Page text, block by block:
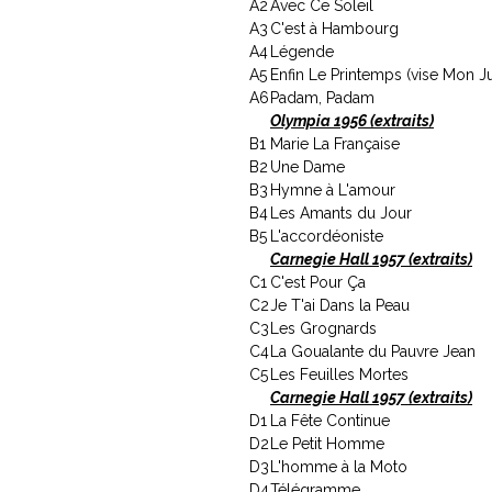
A2Avec Ce Soleil
A3 C'est à Hambourg
A4
Légende
A5 Enfin Le Printemps (vise Mon
A6 Padam, Padam
Olympia 1956 (extraits)
B1 Marie La Française
B2 Une Dame
B3 Hymne à L'amour
B4
Les Amants du Jour
B5
L'accordéoniste
Carnegie Hall 1957 (extraits)
C1 C'est Pour Ça
C2Je T'ai Dans la Peau
C3
Les Grognards
C4 La Goualante du Pauvre Jean
C5
Les Feuilles Mortes
Carnegie Hall 1957 (extraits)
D1
La Fête Continue
D2
Le Petit Homme
D3
L'homme à la Moto